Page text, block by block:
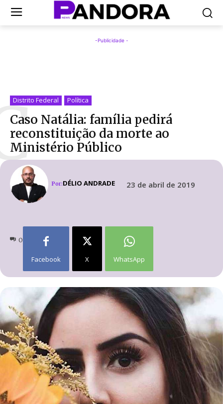
-Publicidade -
Distrito Federal Política
Caso Natália: família pedirá
reconstituição da morte ao
Ministério Público
Por:DÉLIO ANDRADE 23 de abril de 2019
0
Facebook X WhatsApp